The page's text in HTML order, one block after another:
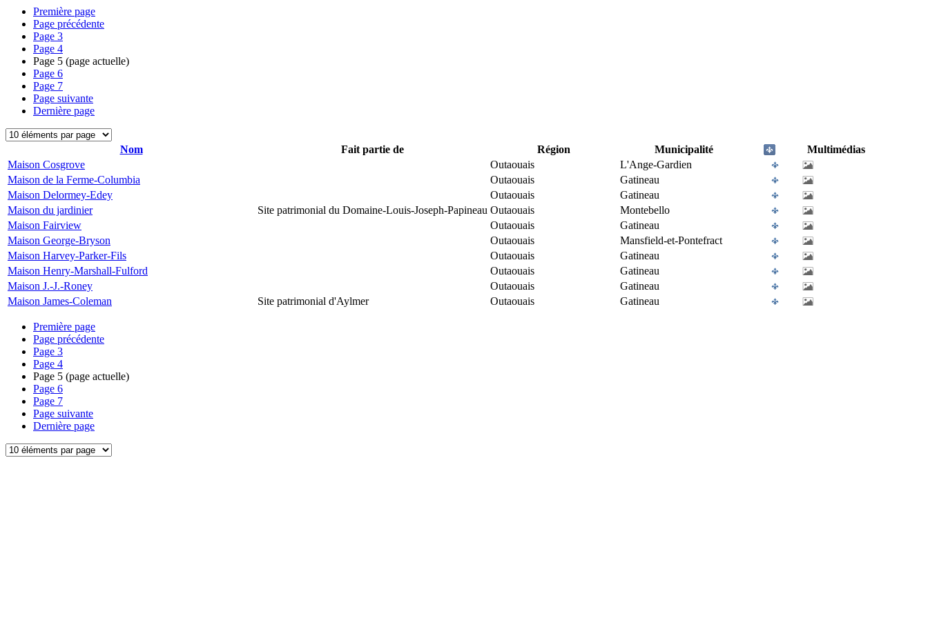
Première page
Page précédente
Page 3
Page 4
Page 5 (page actuelle)
Page 6
Page 7
Page suivante
Dernière page
Nom Fait partie de Région Municipalité
Multimédias
Maison Cosgrove
Outaouais
L'Ange-Gardien
Maison de la Ferme-Columbia
Outaouais
Gatineau
Maison Delormey-Edey
Outaouais
Gatineau
Maison du jardinier
Site patrimonial du Domaine-Louis-Joseph-Papineau Outaouais
Montebello
Maison Fairview
Outaouais
Gatineau
Maison George-Bryson
Outaouais
Mansfield-et-Pontefract
Maison Harvey-Parker-Fils
Outaouais
Gatineau
Maison Henry-Marshall-Fulford
Outaouais
Gatineau
Maison J.-J.-Roney
Outaouais
Gatineau
Maison James-Coleman
Site patrimonial d'Aylmer Outaouais Gatineau
Première page
Page précédente
Page 3
Page 4
Page 5 (page actuelle)
Page 6
Page 7
Page suivante
Dernière page